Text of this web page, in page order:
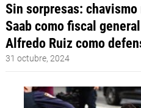
Sin sorpresas:
Saab como fiscal
Alfredo Ruiz como
31 octubre, 2024